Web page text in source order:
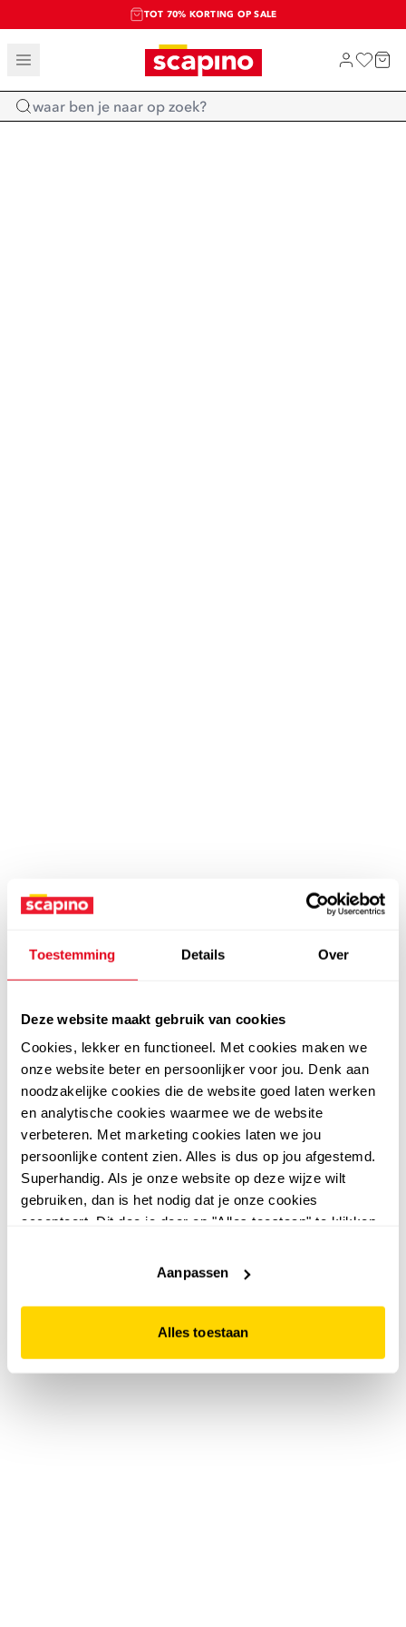
Toestemming Details Over
Deze website maakt gebruik van cookies
Cookies, lekker en functioneel. Met cookies maken we
onze website beter en persoonlijker voor jou. Denk aan
noodzakelijke cookies die de website goed laten werken
en analytische cookies waarmee we de website
verbeteren. Met marketing cookies laten we jou
persoonlijke content zien. Alles is dus op jou afgestemd.
Superhandig. Als je onze website op deze wijze wilt
gebruiken, dan is het nodig dat je onze cookies
accepteert. Dit doe je door op "Alles toestaan" te klikken.
website niet optimaal functioneert.
Aanpassen
Alles toestaan
TOT 70% KORTING OP SALE
SALE: LAATSTE KANS!
SHOP NIEUW
Home